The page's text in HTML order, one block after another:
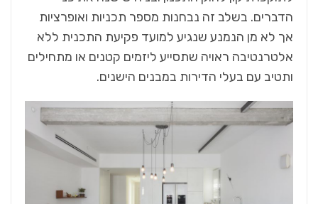
הדברים. בשלב זה נבחנות מספר תכניות ואופרציות
אך לא מן הנמנע שנגיע למועד פקיעת התכנית ללא
אלטרנטיבה ראויה שתסייע ליזמים קטנים או מתחילים
ותטיב עם בעלי הדירות במבנים הישנים.